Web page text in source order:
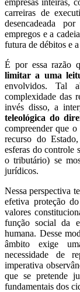
carreiras de
desencadeada
empregos e a
futura de débitos e
É por essa razão
limitar a uma
envolvidos. Tal
complexidade das
invés disso, a
teleológica do
compreender que
recurso do
esferas do controle
o tributário) se
jurídicos.
Nessa perspectiva
efetiva proteção
valores
função social da
humana. Desse
âmbito exige
necessidade de
imperativa
que se pretende
fundamentais dos